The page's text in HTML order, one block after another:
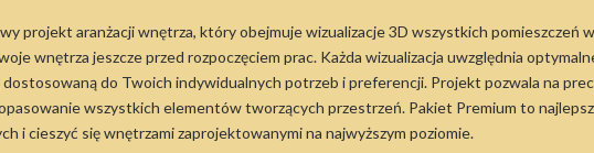
projekt aranżacji wnętrza, który obejmuje wizualizacje 3D wszystkich pomieszczeń
wnętrza jeszcze przed rozpoczęciem prac. Każda wizualizacja uwzględnia
do Twoich indywidualnych potrzeb i preferencji. Projekt pozwala na
wszystkich elementów tworzących przestrzeń. Pakiet Premium to
i cieszyć się wnętrzami zaprojektowanymi na najwyższym poziomie.